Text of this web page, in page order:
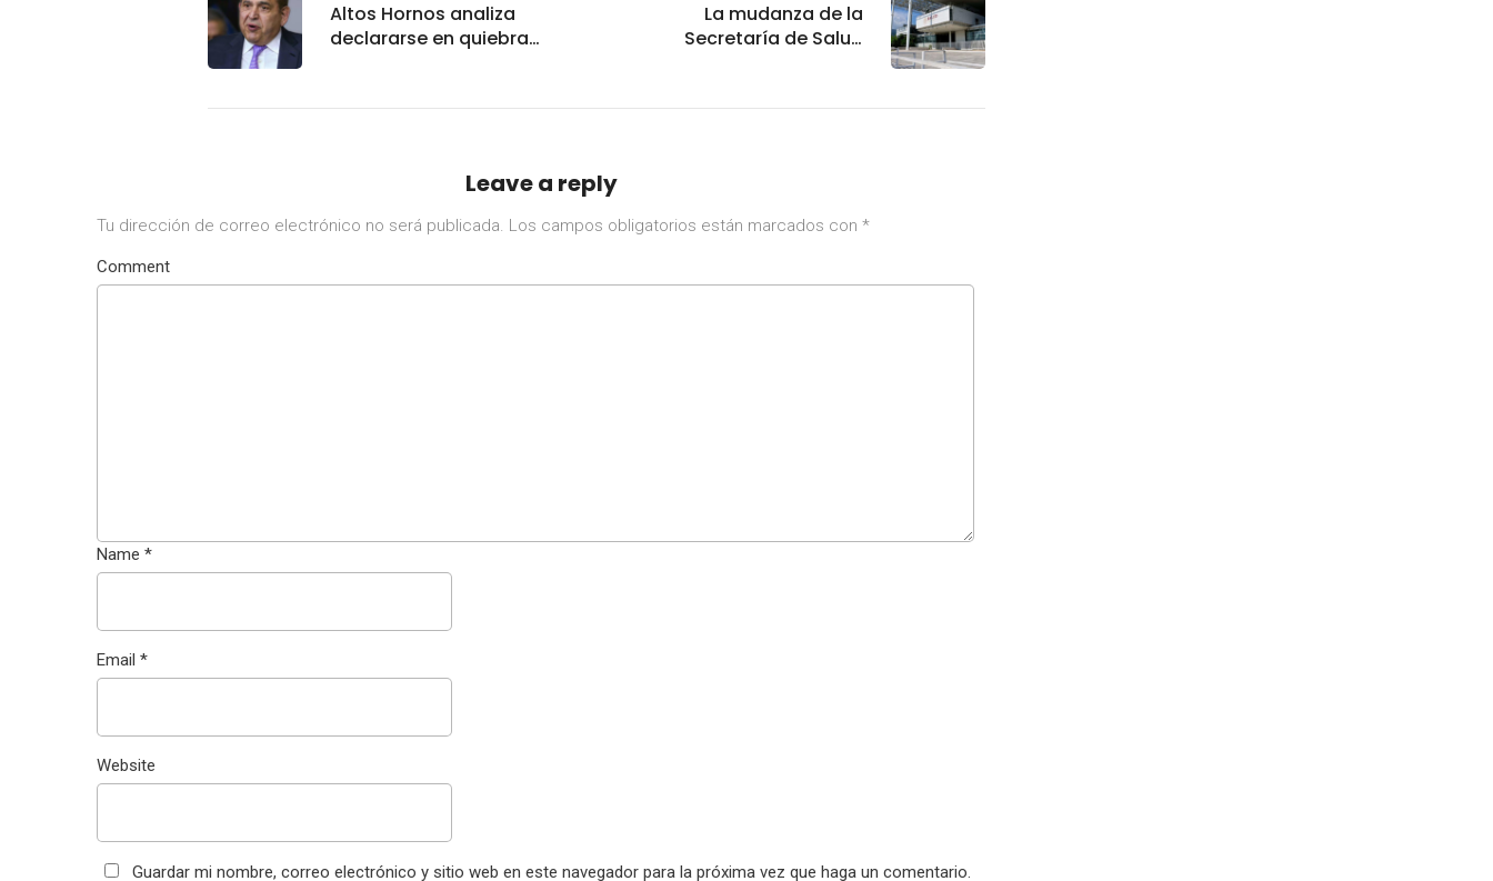
Altos Hornos analiza
declararse en quiebra
Ancira
La mudanza de la
Secretaría de Salud
Leave a reply
Tu dirección de correo electrónico no será publicada. Los campos obligatorios están marcados con *
Comment
Name *
Email *
Website
Guardar mi nombre, correo electrónico y sitio web en este navegador para la próxima vez que haga un comentario.